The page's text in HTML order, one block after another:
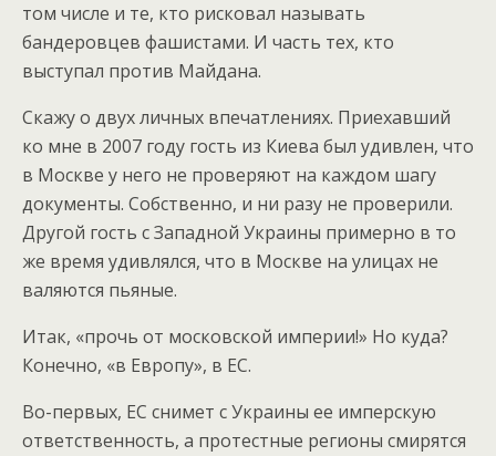
том числе и те, кто рисковал называть
бандеровцев фашистами. И часть тех, кто
выступал против Майдана.
Скажу о двух личных впечатлениях. Приехавший
ко мне в 2007 году гость из Киева был удивлен, что
в Москве у него не проверяют на каждом шагу
документы. Собственно, и ни разу не проверили.
Другой гость с Западной Украины примерно в то
же время удивлялся, что в Москве на улицах не
валяются пьяные.
Итак, «прочь от московской империи!» Но куда?
Конечно, «в Европу», в ЕС.
Во-первых, ЕС снимет с Украины ее имперскую
ответственность, а протестные регионы смирятся